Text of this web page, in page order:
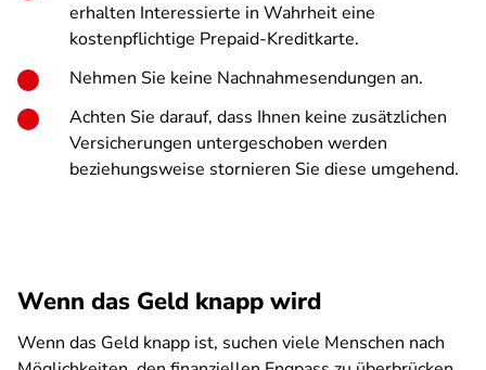
erhalten Interessierte in Wahrheit eine
kostenpflichtige Prepaid-Kreditkarte.
Nehmen Sie keine Nachnahmesendungen an.
Achten Sie darauf, dass Ihnen keine zusätzlichen
Versicherungen untergeschoben werden
beziehungsweise stornieren Sie diese umgehend.
Wenn das Geld knapp wird
Wenn das Geld knapp ist, suchen viele Menschen nach